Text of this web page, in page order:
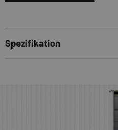
Spezifikation